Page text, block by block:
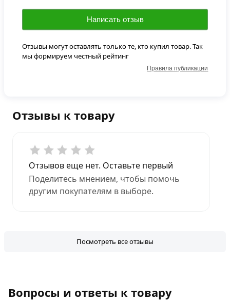
Отзывы к товару
Отзывов еще нет. Оставьте первый
Поделитесь мнением, чтобы помочь
другим покупателям в выборе.
Посмотреть все отзывы
Написать отзыв
Отзывы могут оставлять только те, кто купил товар. Так
мы формируем честный рейтинг
Правила публикации
Вопросы и ответы к товару